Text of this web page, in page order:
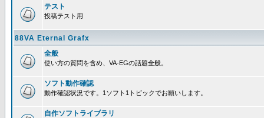
テスト
投稿テスト用
88VA Eternal Grafx
全般
使い方の質問を含め、VA-EGの話題全般。
ソフト動作確認
動作確認状況です。1ソフト1トピックでお願いします。
自作ソフトライブラリ